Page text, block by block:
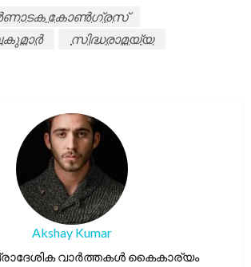
കോൺഗ്രസ്
സിദ്ധരാമയ്യ
Akshay Kumar
വാർത്തകൾ കൈകാര്യം